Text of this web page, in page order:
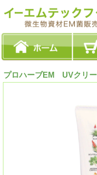
プロハーブEM UVクリ